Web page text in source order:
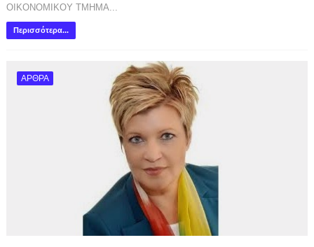
ΟΙΚΟΝΟΜΙΚΟΥ ΤΜΗΜΑ...
Περισσότερα...
ΑΡΘΡΑ